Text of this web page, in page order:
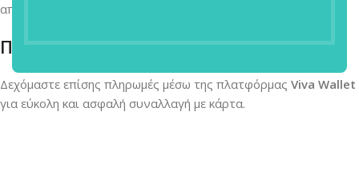
αποστείλετε το αποδεικτικό στο
Πληρωμή μέσω Viva Wallet
Δεχόμαστε επίσης πληρωμές μέσω της πλατφόρμας Viva Wallet
για εύκολη και ασφαλή συναλλαγή με κάρτα.